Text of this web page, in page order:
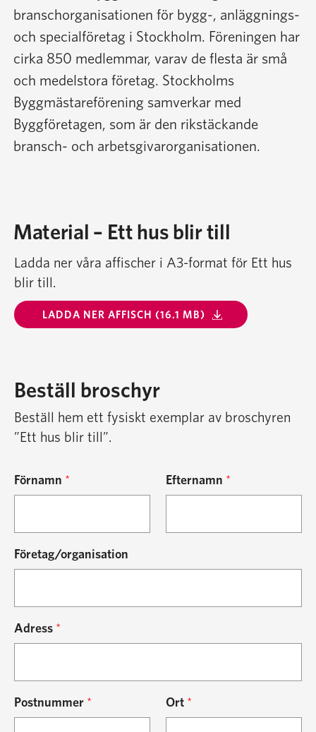
branschorganisationen för bygg-, anläggnings-
och specialföretag i Stockholm. Föreningen har
cirka 850 medlemmar, varav de flesta är små
och medelstora företag. Stockholms
Byggmästareförening samverkar med
Byggföretagen, som är den rikstäckande
bransch- och arbetsgivarorganisationen.
Material – Ett hus blir till
Ladda ner våra affischer i A3-format för Ett hus
blir till.
LADDA NER AFFISCH (16.1 MB)
Beställ broschyr
Beställ hem ett fysiskt exemplar av broschyren
”Ett hus blir till”.
Förnamn * Efternamn *
Företag/organisation
Adress *
Postnummer * Ort *